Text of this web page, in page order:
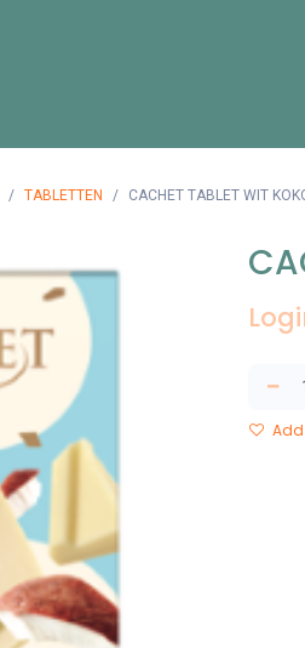
TABLETTEN CACHET TABLET WIT